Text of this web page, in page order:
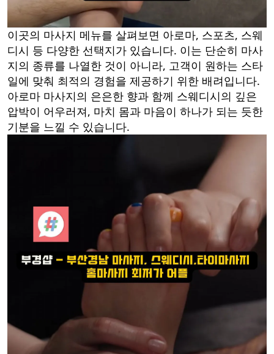
이곳의 마사지 메뉴를 살펴보면 아로마, 스포츠, 스웨
디시 등 다양한 선택지가 있습니다. 이는 단순히 마사
지의 종류를 나열한 것이 아니라, 고객이 원하는 스타
일에 맞춰 최적의 경험을 제공하기 위한 배려입니다.
아로마 마사지의 은은한 향과 함께 스웨디시의 깊은
압박이 어우러져, 마치 몸과 마음이 하나가 되는 듯한
기분을 느낄 수 있습니다.